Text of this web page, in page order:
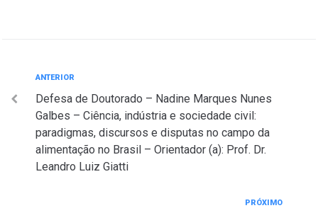
Navegação
de
Post
Anterior
ANTERIOR
Defesa de Doutorado – Nadine Marques Nunes
Galbes – Ciência, indústria e sociedade civil:
paradigmas, discursos e disputas no campo da
alimentação no Brasil – Orientador (a): Prof. Dr.
Leandro Luiz Giatti
PRÓXIMO